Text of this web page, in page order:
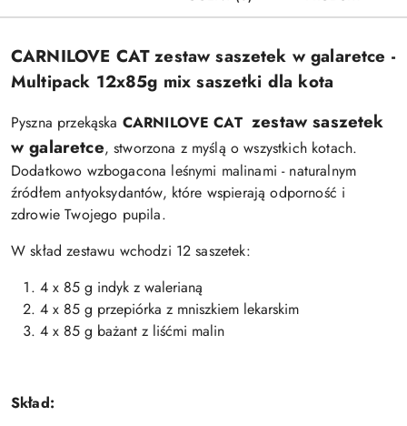
CARNILOVE CAT zestaw saszetek w galaretce -
Multipack 12x85g mix saszetki dla kota
Pyszna przekąska CARNILOVE CAT zestaw saszetek
w galaretce, stworzona z myślą o wszystkich kotach.
Dodatkowo wzbogacona leśnymi malinami - naturalnym
źródłem antyoksydantów, które wspierają odporność i
zdrowie Twojego pupila.
W skład zestawu wchodzi 12 saszetek:
4 x 85 g indyk z walerianą
4 x 85 g przepiórka z mniszkiem lekarskim
4 x 85 g bażant z liśćmi malin
Skład: